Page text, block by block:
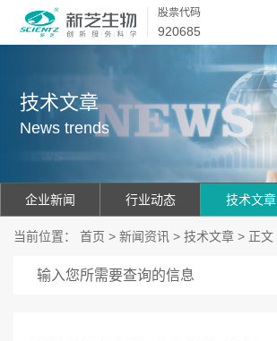
股票代码
920685
技术文章
News trends
企业新闻 行业动态 技术文章
当前位置： 首页 > 新闻资讯 > 技术文章 > 正文